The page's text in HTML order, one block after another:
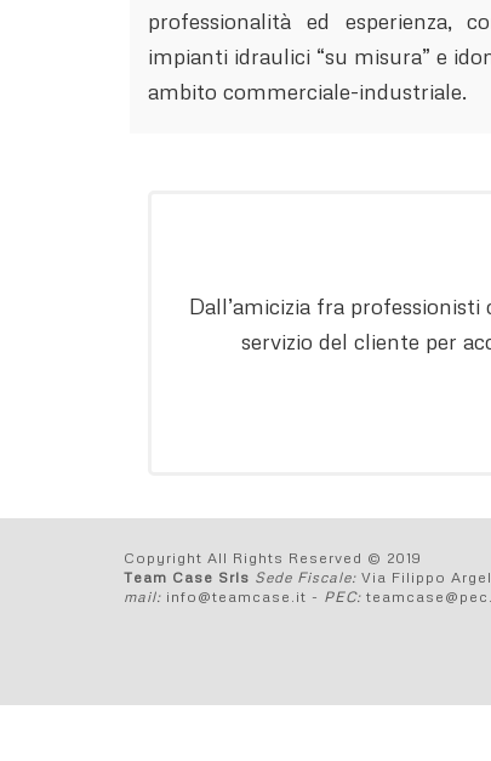
professionalità ed
impianti idraulici “su misura” e
ambito commerciale-industriale.
Dall’amicizia fra
servizio del cliente per
Copyright All Rights Reserved © 2019
Team Case Srls Sede Fiscale: Via Filippo
mail: info@teamcase.it - PEC: